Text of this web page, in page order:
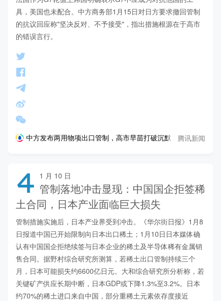
具，美国也未配合。中方商务部1月15日对日方要求撤回管制
的抗议回应称"坚决反对、不予接受"，指出措施根源在于高市
的错误言行。
中方发布两用物项出口管制，高市早苗打破沉默，表态"不接受"
腾讯新闻
4 1 月 10 日
管制落地冲击显现：中国国企拒签稀
土合同，日本产业面临巨大损失
管制措施实施后，日本产业界受到冲击。《华尔街日报》1月8
日报道中国已开始限制向日本出口稀土；1月10日日本媒体确
认有中国国企拒绝续签与日本企业的稀土及半导体稀有金属销
售合同。据野村综合研究所测算，若稀土出口管制持续三个
月，日本可能损失约6600亿日元。大和综合研究所分析称，若
关键矿产供应长期中断，日本GDP或下降1.3%至3.2%。日本
约70%的稀土进口来自中国，部分重稀土元素依存度接近